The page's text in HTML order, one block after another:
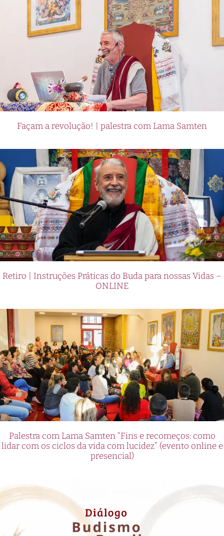
Façam a revolução! | palestra com Lama Samten
Retiro | Instruções Práticas do Buda para nossas Vidas –
ONLINE
Palestra com Lama Samten “Fins e recomeços: como
lidar com os ciclos da vida com lucidez” (evento online e
presencial)